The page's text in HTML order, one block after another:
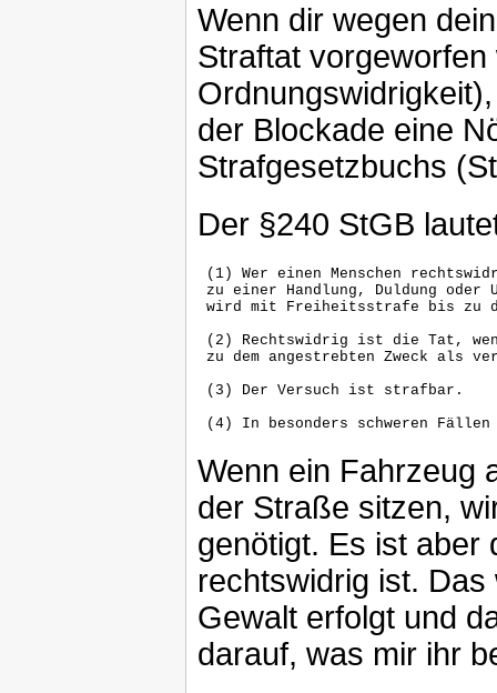
Wenn dir wegen
Straftat
der Blockade eine
Strafgesetzbuchs
Der §240 StGB
(1) Wer einen Menschen
zu einer Handlung, Duldung oder
wird mit Freiheitsstrafe bis zu
(2) Rechtswidrig ist die Tat,
zu dem angestrebten Zweck als
(3) Der Versuch ist strafbar.
Wenn ein Fahrzeug
der Straße sitzen,
genötigt. Es ist aber
rechtswidrig ist.
Gewalt erfolgt und
darauf, was mir ihr